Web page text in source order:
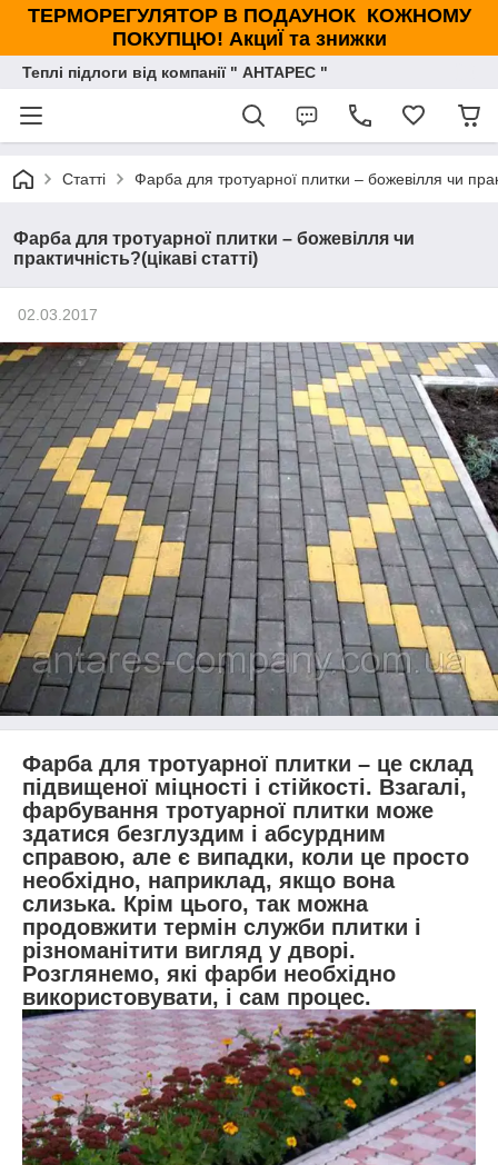
ТЕРМОРЕГУЛЯТОР В ПОДАУНОК КОЖНОМУ
ПОКУПЦЮ! АкциЇ та знижки
Теплі підлоги від компанії " АНТАРЕС "
Статті Фарба для тротуарної плитки – божевілля чи
Фарба для тротуарної плитки – божевілля чи
практичність?(цікаві статті)
02.03.2017
Фарба для тротуарної плитки – це склад
підвищеної міцності і стійкості. Взагалі,
фарбування тротуарної плитки може
здатися безглуздим і абсурдним
справою, але є випадки, коли це просто
необхідно, наприклад, якщо вона
слизька. Крім цього, так можна
продовжити термін служби плитки і
різноманітити вигляд у дворі.
Розглянемо, які фарби необхідно
використовувати, і сам процес.